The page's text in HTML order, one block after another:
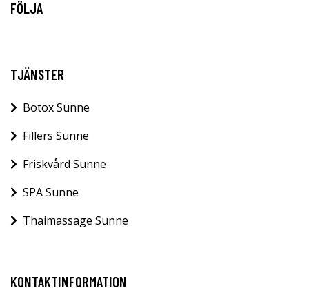
FÖLJA
TJÄNSTER
Botox Sunne
Fillers Sunne
Friskvård Sunne
SPA Sunne
Thaimassage Sunne
KONTAKTINFORMATION